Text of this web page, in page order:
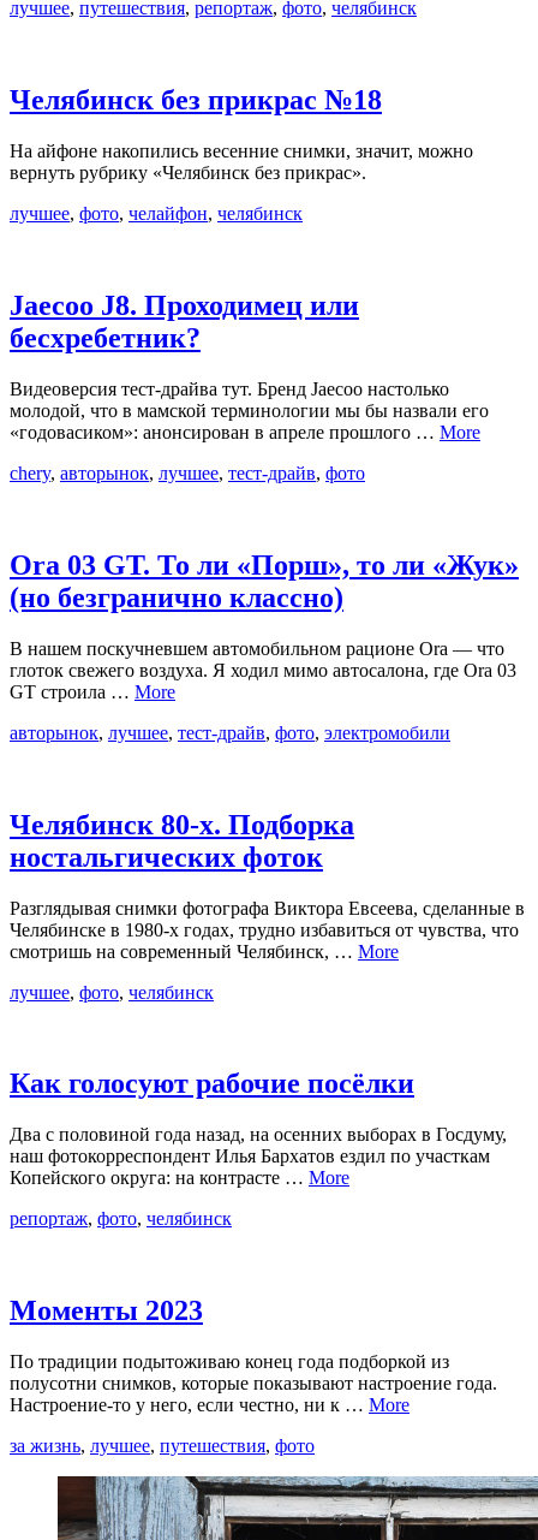
лучшее, путешествия, репортаж, фото, челябинск
Челябинск без прикрас №18
На айфоне накопились весенние снимки, значит, можно
вернуть рубрику «Челябинск без прикрас».
лучшее, фото, челайфон, челябинск
Jaecoo J8. Проходимец или
бесхребетник?
Видеоверсия тест-драйва тут. Бренд Jaecoo настолько
молодой, что в мамской терминологии мы бы назвали его
«годовасиком»: анонсирован в апреле прошлого … More
chery, авторынок, лучшее, тест-драйв, фото
Ora 03 GT. То ли «Порш», то ли «Жук»
(но безгранично классно)
В нашем поскучневшем автомобильном рационе Ora — что
глоток свежего воздуха. Я ходил мимо автосалона, где Ora 03
GT строила … More
авторынок, лучшее, тест-драйв, фото, электромобили
Челябинск 80-х. Подборка
ностальгических фоток
Разглядывая снимки фотографа Виктора Евсеева, сделанные в
Челябинске в 1980-х годах, трудно избавиться от чувства, что
смотришь на современный Челябинск, … More
лучшее, фото, челябинск
Как голосуют рабочие посёлки
Два с половиной года назад, на осенних выборах в Госдуму,
наш фотокорреспондент Илья Бархатов ездил по участкам
Копейского округа: на контрасте … More
репортаж, фото, челябинск
Моменты 2023
По традиции подытоживаю конец года подборкой из
полусотни снимков, которые показывают настроение года.
Настроение-то у него, если честно, ни к … More
за жизнь, лучшее, путешествия, фото